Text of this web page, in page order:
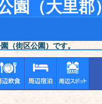
園（大里郡）
（街区公園）です。